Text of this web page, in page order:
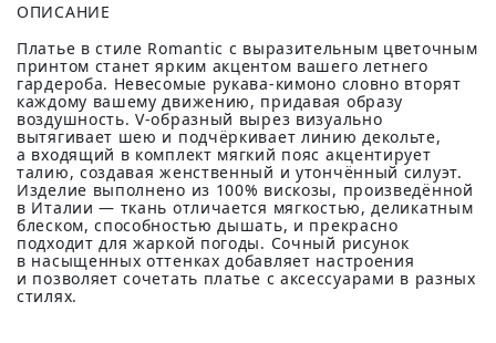
ОПИСАНИЕ
Платье в стиле Romantic с выразительным цветочным
принтом станет ярким акцентом вашего летнего
гардероба. Невесомые рукава-кимоно словно вторят
каждому вашему движению, придавая образу
воздушность. V-образный вырез визуально
вытягивает шею и подчёркивает линию декольте,
а входящий в комплект мягкий пояс акцентирует
талию, создавая женственный и утончённый силуэт.
Изделие выполнено из 100% вискозы, произведённой
в Италии — ткань отличается мягкостью, деликатным
блеском, способностью дышать, и прекрасно
подходит для жаркой погоды. Сочный рисунок
в насыщенных оттенках добавляет настроения
и позволяет сочетать платье с аксессуарами в разных
стилях.